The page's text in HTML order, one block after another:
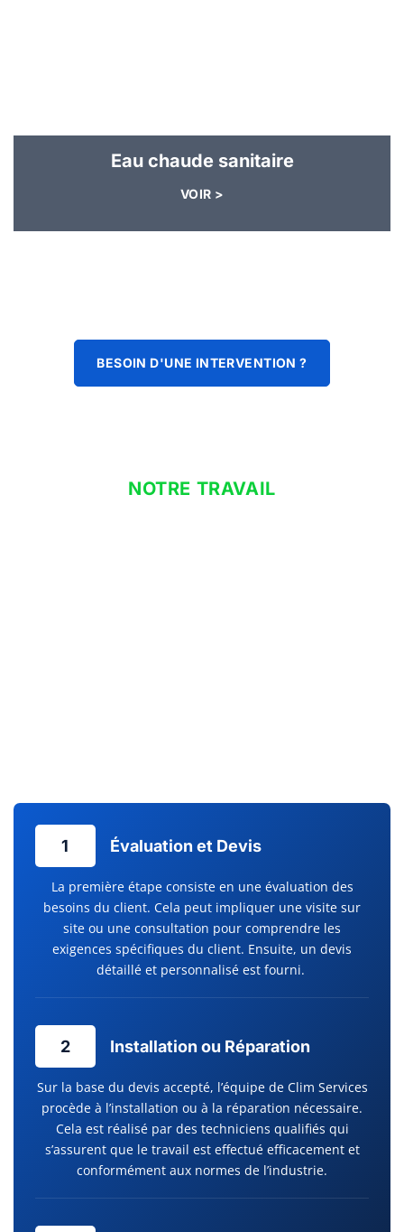
Eau chaude sanitaire
VOIR >
BESOIN D'UNE INTERVENTION ?
NOTRE TRAVAIL
1 Évaluation et Devis
La première étape consiste en une évaluation des
besoins du client. Cela peut impliquer une visite sur
site ou une consultation pour comprendre les
exigences spécifiques du client. Ensuite, un devis
détaillé et personnalisé est fourni.
2 Installation ou Réparation
Sur la base du devis accepté, l’équipe de Clim Services
procède à l’installation ou à la réparation nécessaire.
Cela est réalisé par des techniciens qualifiés qui
s’assurent que le travail est effectué efficacement et
conformément aux normes de l’industrie.